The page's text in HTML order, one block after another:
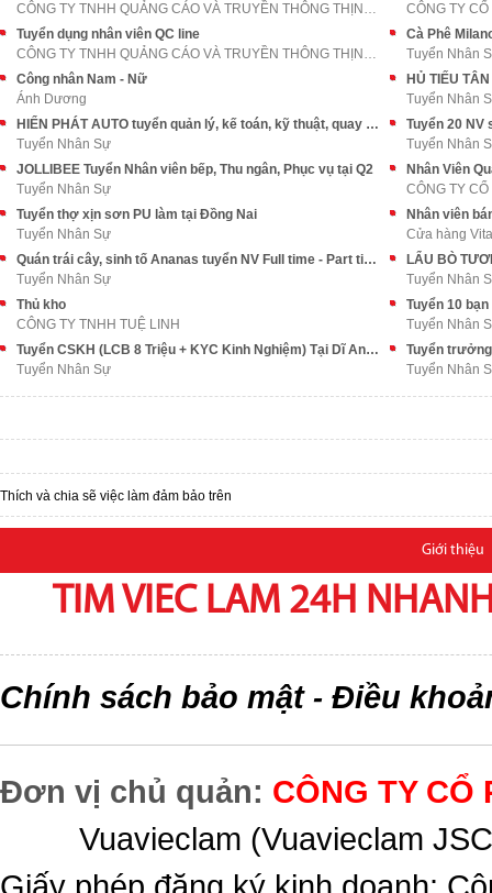
CÔNG TY TNHH QUẢNG CÁO VÀ TRUYỀN THÔNG THỊNH AN PH
Tuyển dụng nhân viên QC line
CÔNG TY TNHH QUẢNG CÁO VÀ TRUYỀN THÔNG THỊNH AN PH
Tuyển Nhân
Công nhân Nam - Nữ
Ánh Dương
Tuyển Nhân
HIỂN PHÁT AUTO tuyển quản lý, kế toán, kỹ thuật, quay phim và Sale
Tuyển Nhân Sự
Tuyển Nhân
JOLLIBEE Tuyển Nhân viên bếp, Thu ngân, Phục vụ tại Q2
Tuyển Nhân Sự
Nhân Viên
Tuyển thợ xịn sơn PU làm tại Đồng Nai
Tuyển Nhân Sự
Nhân viên
Cửa hàng
Quán trái cây, sinh tố Ananas tuyển NV Full time - Part time
Tuyển Nhân Sự
Tuyển Nhân
Thủ kho
CÔNG TY TNHH TUỆ LINH
Tuyển Nhân
Tuyển CSKH (LCB 8 Triệu + KYC Kinh Nghiệm) Tại Dĩ An, Bình Dương
Tuyển Nhân Sự
Tuyển Nhân
Thích và chia sẽ việc làm đảm bảo trên
Giới thiệu
TIM VIEC LAM 24H
Chính sách bảo mật- Điều
Đơn vị chủ quản: CÔNG TY CỔ
Vuavieclam (Vuavieclam